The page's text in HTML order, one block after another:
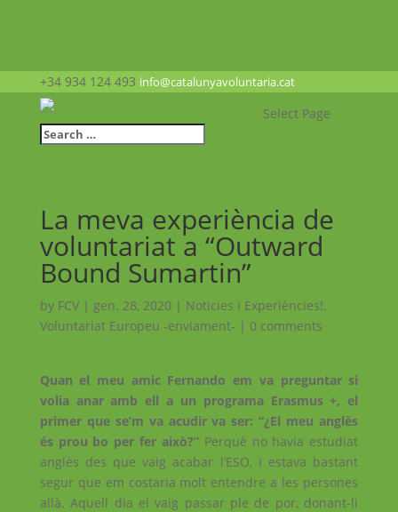
+34 934 124 493 info@catalunyavoluntaria.cat
Select Page
La meva experiència de
voluntariat a “Outward
Bound Sumartin”
by FCV| gen. 28, 2020 | Noticies i Experiències!,
Voluntariat Europeu -enviament- | 0 comments
Quan el meu amic Fernando em va preguntar si
volia anar amb ell a un programa Erasmus +, el
primer que se’m va acudir va ser: “¿El meu anglès
és prou bo per fer això?”Perquè no havia estudiat
anglès des que vaig acabar l’ESO, i estava bastant
segur que em costaria molt entendre a les persones
allà. Aquell dia el vaig passar ple de por, donant-li